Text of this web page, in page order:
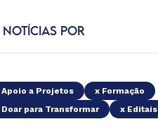
NOTÍCIAS POR
Apoio a Projetos
x Formação
Doar para Transformar
x Editais